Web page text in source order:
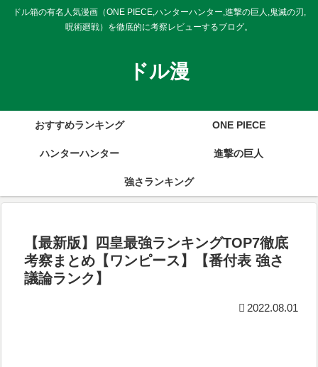
ドル箱の有名人気漫画（ONE PIECE,ハンターハンター,進撃の巨人,鬼滅の刃,
呪術廻戦）を徹底的に考察レビューするブログ。
ドル漫
おすすめランキング ONE PIECE
ハンターハンター 進撃の巨人
強さランキング
【最新版】四皇最強ランキングTOP7徹底
考察まとめ【ワンピース】【番付表 強さ
議論ランク】
2022.08.01